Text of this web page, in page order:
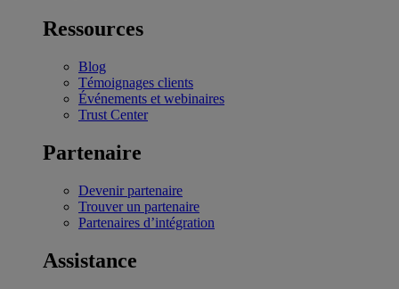
Ressources
Blog
Témoignages clients
Événements et webinaires
Trust Center
Partenaire
Devenir partenaire
Trouver un partenaire
Partenaires d’intégration
Assistance